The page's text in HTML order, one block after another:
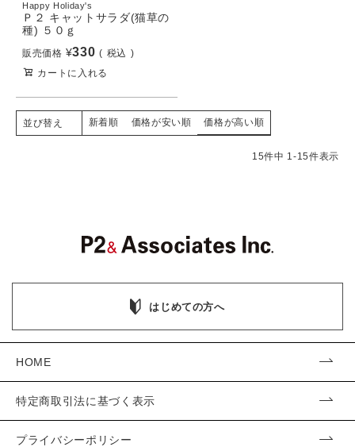
Happy Holiday's
Ｐ２ キャットサラダ(猫草の
種) ５０ｇ
販売価格 ¥330
税込
カートに入れる
並び替え 新着順 価格が安い順 価格が高い順
15件中 1-15件表示
はじめての方へ
HOME
特定商取引法に基づく表示
プライバシーポリシー